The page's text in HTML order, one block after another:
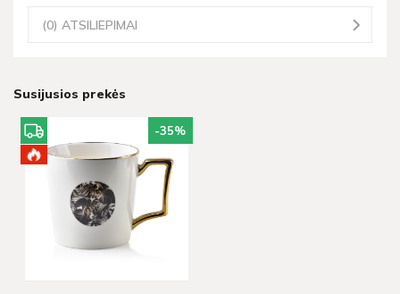
(0) ATSILIEPIMAI
Susijusios prekės
-35%